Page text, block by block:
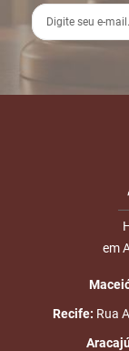
em
Recife: Rua